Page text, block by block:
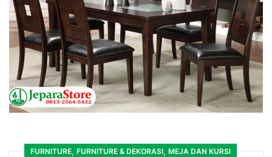
FURNITURE, FURNITURE & DEKORASI, MEJA DAN KURSI